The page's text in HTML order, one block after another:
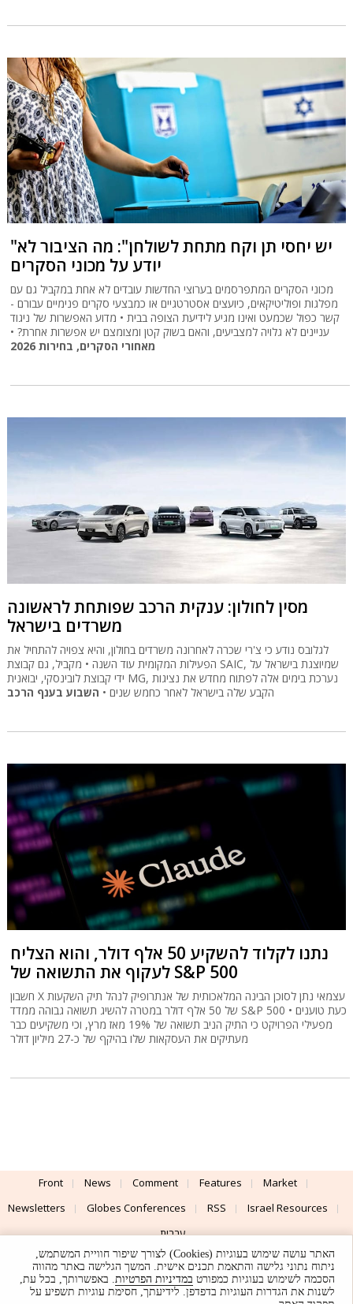
"יש יחסי תן וקח מתחת לשולחן": מה הציבור לא
יודע על מכוני הסקרים
מכוני הסקרים המתפרסמים בערוצי החדשות עובדים לא אחת במקביל גם עם
מפלגות ופוליטיקאים, כיועצים אסטרטגיים או כמבצעי סקרים פנימיים עבורם -
קשר כפול שכמעט ואינו מגיע לידיעת הצופה בבית • מדוע האפשרות של ניגוד
עניינים לא גלויה למצביעים, והאם בשוק קטן ומצומצם יש אפשרות אחרת? •
מסין לחולון: ענקית הרכב שפותחת לראשונה
משרדים בישראל
לגלובס נודע כי צ'רי שכרה לאחרונה משרדים בחולון, והיא צפויה להתחיל את
הפעילות המקומית עוד השנה • מקביל, גם קבוצת SAIC, שמיוצגת בישראל על
ידי קבוצת לובינסקי, יבואנית MG, נערכת בימים אלה לפתוח מחדש את נציגות
הקבע שלה בישראל לאחר כחמש שנים • השבוע בענף הרכב
נתנו לקלוד להשקיע 50 אלף דולר, והוא הצליח
לעקוף את התשואה של S&P 500
חשבון X עצמאי נתן לסוכן הבינה המלאכותית של אנתרופיק לנהל תיק השקעות
של 50 אלף דולר במטרה להשיג תשואה גבוהה ממדד S&P 500 • כעת טוענים
מפעילי הפרויקט כי התיק הניב תשואה של 19% מאז מרץ, וכי משקיעים כבר
מעתיקים את העסקאות שלו בהיקף של כ-27 מיליון דולר
Front News Comment Features
Market
Newsletters
Globes Conferences RSS
Israel Resources
עברית
Advertising
Terms of Use Privacy Policy About Support
Powered by UI & Design By
האתר עושה שימוש בעוגיות (Cookies) לצורך שיפור חוויית המשתמש,
ניתוח נתוני גלישה והתאמת תכנים אישית. המשך הגלישה באתר מהווה
הסכמה לשימוש בעוגיות כמפורט במדיניות הפרטיות. באפשרותך, בכל עת,
לשנות את הגדרות העוגיות בדפדפן. לידיעתך, חסימת עוגיות תשפיע על